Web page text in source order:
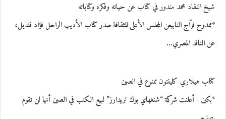
شيخ النقاد محمد مندور في كتاب عن حياته وفكره وكتاباته
*ممدوح فرّاج النابيعن المجلس الأعلى للثقافة صدر كتاب الأديب الراحل فؤاد قنديل،
عن الناقد المصري…
كتاب هيلاري كلينتون ممنوع في الصين
*بكين - أعلنت شركة “شنغهاي بوك تريدارز” لبيع الكتب في الصين أنها لن تقوم